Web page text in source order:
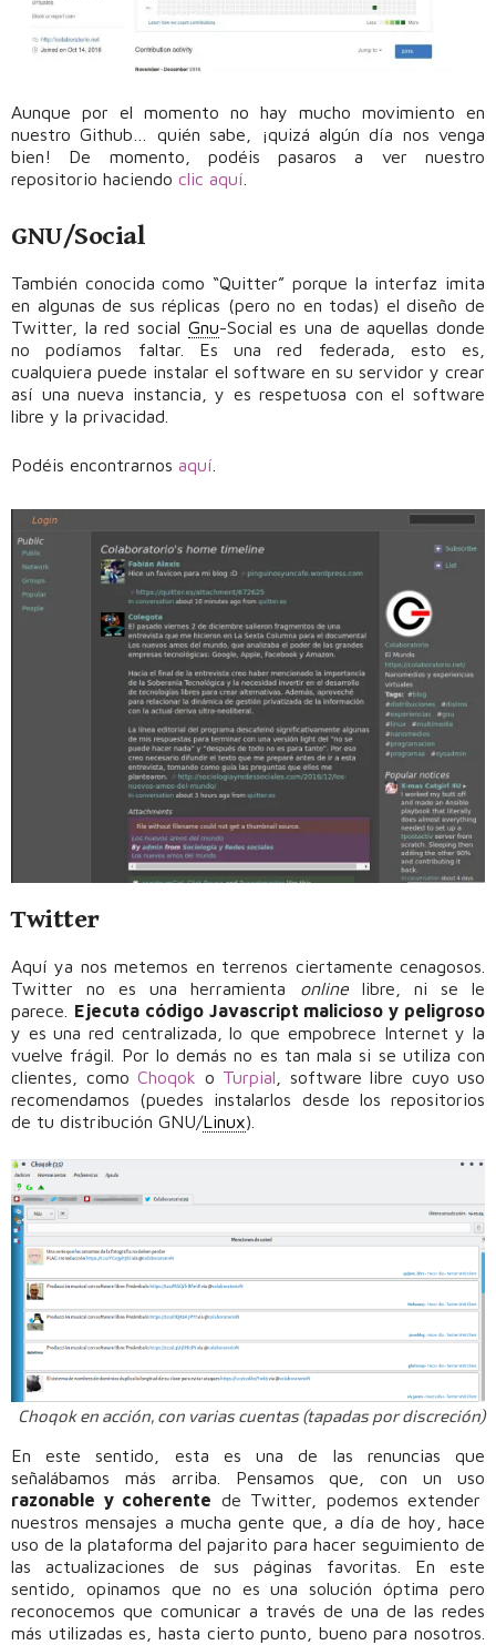
Aunque por el momento no hay mucho movimiento en
nuestro Github… quién sabe, ¡quizá algún día nos venga
bien! De momento, podéis pasaros a ver nuestro
repositorio haciendo clic aquí
GNU/Social
También conocida como “Quitter” porque la interfaz imita
en algunas de sus réplicas (pero no en todas) el diseño de
Twitter, la red social Gnu-Social es una de aquellas donde
no podíamos faltar. Es una red federada, esto es,
cualquiera puede instalar el software en su servidor y crear
así una nueva instancia, y es respetuosa con el software
libre y la privacidad.
Podéis encontrarnos aquí
Twitter
Aquí ya nos metemos en terrenos ciertamente cenagosos.
Twitter no es una herramienta onlinelibre, ni se le
parece. Ejecuta código Javascript malicioso y peligroso
y es una red centralizada, lo que empobrece Internet y la
vuelve frágil. Por lo demás no es tan mala si se utiliza con
clientes, como Choqok o Turpial , software libre cuyo uso
recomendamos (puedes instalarlos desde los repositorios
de tu distribución GNU/Linux).
Choqok en acción, con varias cuentas (tapadas por discreción)
En este sentido, esta es una de las renuncias que
señalábamos más arriba. Pensamos que, con un uso
razonable y coherente de Twitter, podemos extender
nuestros mensajes a mucha gente que, a día de hoy, hace
uso de la plataforma del pajarito para hacer seguimiento de
las actualizaciones de sus páginas favoritas. En este
sentido, opinamos que no es una solución óptima pero
reconocemos que comunicar a través de una de las redes
más utilizadas es, hasta cierto punto, bueno para nosotros.